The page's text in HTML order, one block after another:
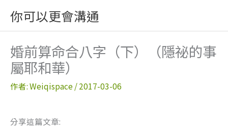
主
你可以更會溝通
婚前算命合八字（下）（隱祕的事
屬耶和華）
作者:Weiqispace/2017-03-06
分享這篇文章: